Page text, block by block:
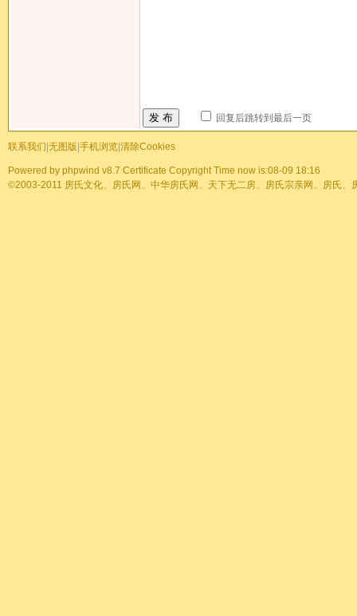
发 布 回复后跳转到最后一页
联系我们|无图版|手机浏览|清除Cookies
Powered by phpwind v8.7 Certificate Copyright Time now is:08-09 18:16
©2003-2011 房氏文化、房氏网、中华房氏网、天下无二房、房氏宗亲网、房氏、